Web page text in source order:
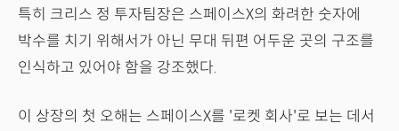
특히 크리스 정 투자팀장은 스페이스X의 화려한 숫자에
박수를 치기 위해서가 아닌 무대 뒤편 어두운 곳의 구조를
인식하고 있어야 함을 강조했다.
이 상장의 첫 오해는 스페이스X를 '로켓 회사'로 보는 데서